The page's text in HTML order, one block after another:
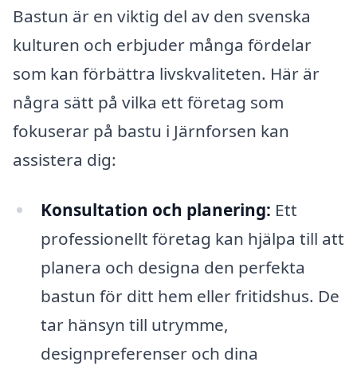
Bastun är en viktig del av den svenska
kulturen och erbjuder många fördelar
som kan förbättra livskvaliteten. Här är
några sätt på vilka ett företag som
fokuserar på bastu i Järnforsen kan
assistera dig:
Konsultation och planering: Ett
professionellt företag kan hjälpa till att
planera och designa den perfekta
bastun för ditt hem eller fritidshus. De
tar hänsyn till utrymme,
designpreferenser och dina